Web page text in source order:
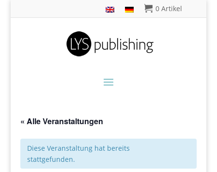
0 Artikel
« Alle Veranstaltungen
Diese Veranstaltung hat bereits
stattgefunden.